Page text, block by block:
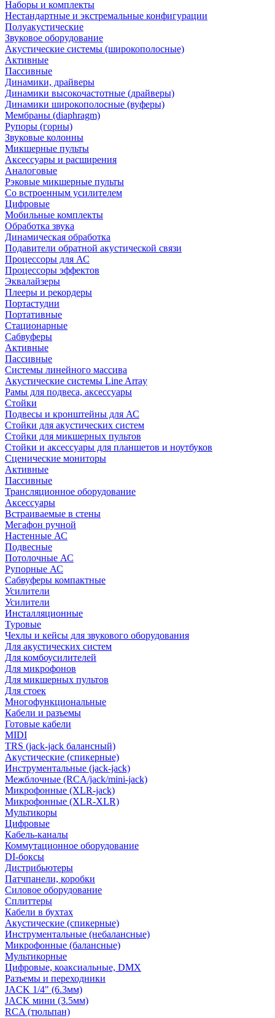
Наборы и комплекты
Нестандартные и экстремальные конфигурации
Полуакустические
Звуковое оборудование
Акустические системы (широкополосные)
Активные
Пассивные
Динамики, драйверы
Динамики высокочастотные (драйверы)
Динамики широкополосные (вуферы)
Мембраны (diaphragm)
Рупоры (горны)
Звуковые колонны
Микшерные пульты
Аксессуары и расширения
Аналоговые
Рэковые микшерные пульты
Со встроенным усилителем
Цифровые
Мобильные комплекты
Обработка звука
Динамическая обработка
Подавители обратной акустической связи
Процессоры для АС
Процессоры эффектов
Эквалайзеры
Плееры и рекордеры
Портастудии
Портативные
Стационарные
Сабвуферы
Активные
Пассивные
Системы линейного массива
Акустические системы Line Array
Рамы для подвеса, аксессуары
Стойки
Подвесы и кронштейны для АС
Стойки для акустических систем
Стойки для микшерных пультов
Стойки и аксессуары для планшетов и ноутбуков
Сценические мониторы
Активные
Пассивные
Трансляционное оборудование
Аксессуары
Встраиваемые в стены
Мегафон ручной
Настенные АС
Подвесные
Потолочные АС
Рупорные АС
Сабвуферы компактные
Усилители
Усилители
Инсталляционные
Туровые
Чехлы и кейсы для звукового оборудования
Для акустических систем
Для комбоусилителей
Для микрофонов
Для микшерных пультов
Для стоек
Многофункциональные
Кабели и разъемы
Готовые кабели
MIDI
TRS (jack-jack балансный)
Акустические (спикерные)
Инструментальные (jack-jack)
Межблочные (RCA/jack/mini-jack)
Микрофонные (XLR-jack)
Микрофонные (XLR-XLR)
Мультикоры
Цифровые
Кабель-каналы
Коммутационное оборудование
DI-боксы
Дистрибьютеры
Патчпанели, коробки
Силовое оборудование
Сплиттеры
Кабели в бухтах
Акустические (спикерные)
Инструментальные (небалансные)
Микрофонные (балансные)
Мультикорные
Цифровые, коаксиальные, DMX
Разъемы и переходники
JACK 1/4" (6.3мм)
JACK мини (3.5мм)
RCA (тюльпан)